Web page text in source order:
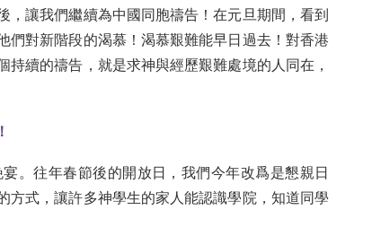
讓我們繼續為中國同胞禱告！在元旦期間，看到
對新階段的渴慕！渴慕艱難能早日過去！對香港
續的禱告，就是求神與經歷艱難處境的人同在，
。往年春節後的開放日，我們今年改爲是懇親日
方式，讓許多神學生的家人能認識學院，知道同學